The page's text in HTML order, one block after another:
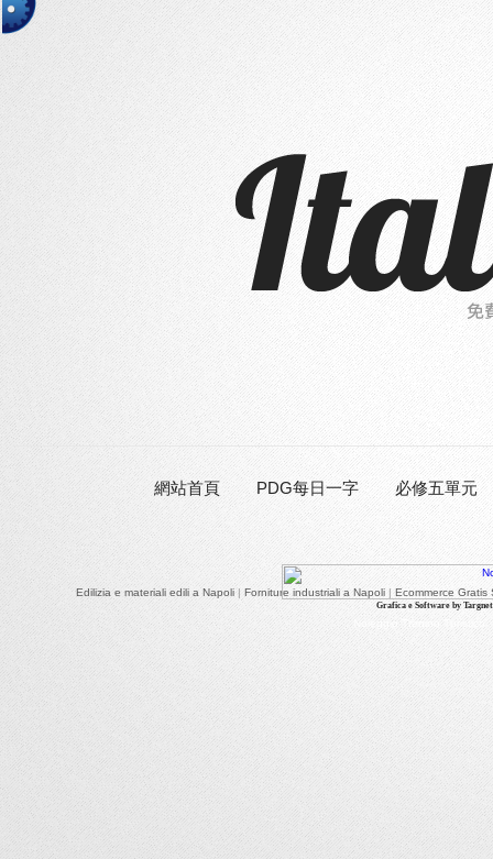
網站首頁 PDG每日一字 必修五單元
Noleggio Trenino Turistico
Edilizia e materiali edili a Napoli | Forniture industriali a Napoli | Ecommerce Gratis
Grafica e Software by